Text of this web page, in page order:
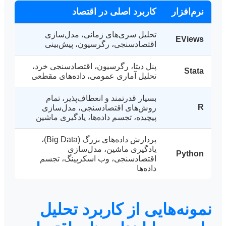
نرم‌افزار کاربرد اصلی در اقتصاد
EViews
تحلیل سری‌های زمانی، مدل‌سازی
اقتصادسنجی، رگرسیون، پیش‌بینی
Stata
پنل دیتا، رگرسیون، اقتصادسنجی خرد،
تحلیل آماری عمومی، داده‌های مقطعی
بسیار قدرتمند و انعطاف‌پذیر، تمام
روش‌های اقتصادسنجی، مدل‌سازی
پیچیده، تجسم داده‌ها، یادگیری ماشین
Python
پردازش داده‌های بزرگ (Big Data)،
یادگیری ماشین، مدل‌سازی
اقتصادسنجی، وب اسکرپینگ، تجسم
داده‌ها
نمونه‌هایی از کاربرد تحلیل